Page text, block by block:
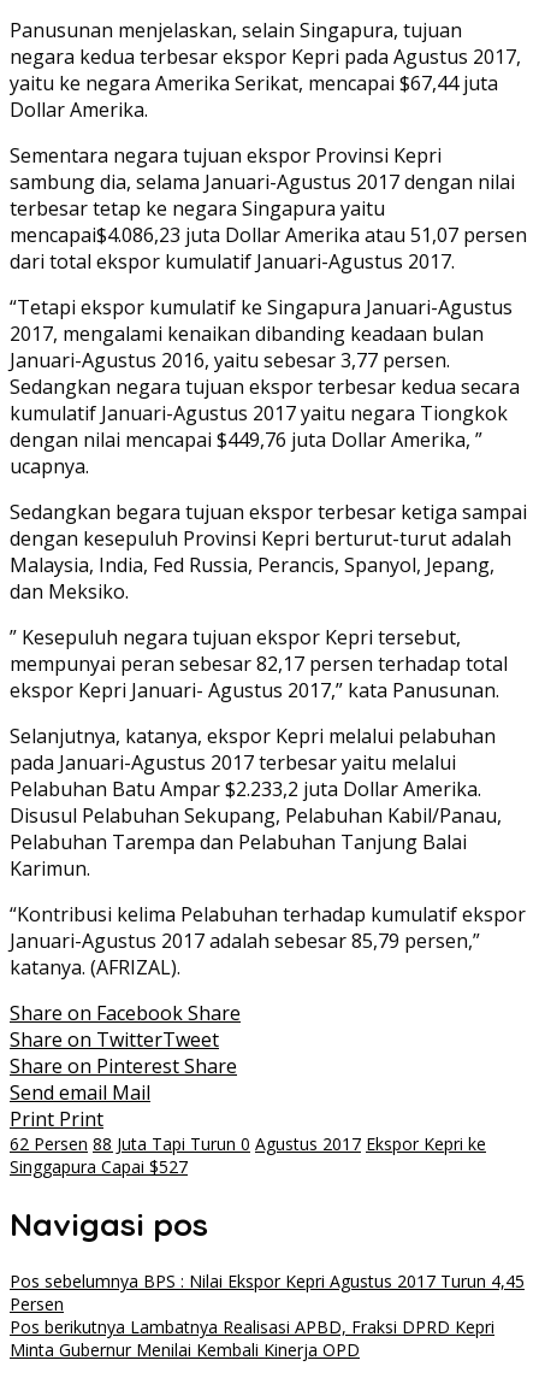
Panusunan menjelaskan, selain Singapura, tujuan
negara kedua terbesar ekspor Kepri pada Agustus 2017,
yaitu ke negara Amerika Serikat, mencapai $67,44 juta
Dollar Amerika.
Sementara negara tujuan ekspor Provinsi Kepri
sambung dia, selama Januari-Agustus 2017 dengan nilai
terbesar tetap ke negara Singapura yaitu
mencapai$4.086,23 juta Dollar Amerika atau 51,07 persen
dari total ekspor kumulatif Januari-Agustus 2017.
“Tetapi ekspor kumulatif ke Singapura Januari-Agustus
2017, mengalami kenaikan dibanding keadaan bulan
Januari-Agustus 2016, yaitu sebesar 3,77 persen.
Sedangkan negara tujuan ekspor terbesar kedua secara
kumulatif Januari-Agustus 2017 yaitu negara Tiongkok
dengan nilai mencapai $449,76 juta Dollar Amerika, ”
ucapnya.
Sedangkan begara tujuan ekspor terbesar ketiga sampai
dengan kesepuluh Provinsi Kepri berturut-turut adalah
Malaysia, India, Fed Russia, Perancis, Spanyol, Jepang,
dan Meksiko.
” Kesepuluh negara tujuan ekspor Kepri tersebut,
mempunyai peran sebesar 82,17 persen terhadap total
ekspor Kepri Januari- Agustus 2017,” kata Panusunan.
Selanjutnya, katanya, ekspor Kepri melalui pelabuhan
pada Januari-Agustus 2017 terbesar yaitu melalui
Pelabuhan Batu Ampar $2.233,2 juta Dollar Amerika.
Disusul Pelabuhan Sekupang, Pelabuhan Kabil/Panau,
Pelabuhan Tarempa dan Pelabuhan Tanjung Balai
Karimun.
“Kontribusi kelima Pelabuhan terhadap kumulatif ekspor
Januari-Agustus 2017 adalah sebesar 85,79 persen,”
katanya. (AFRIZAL).
Share on FacebookShare
Share on TwitterTweet
Share on PinterestShare
Send email Mail
Print Print
62 Persen 88 Juta Tapi Turun 0 Agustus 2017 Ekspor Kepri ke
Singgapura Capai $527
Navigasi pos
Pos sebelumnya BPS : Nilai Ekspor Kepri Agustus 2017 Turun 4,45
Persen
Pos berikutnya Lambatnya Realisasi APBD, Fraksi DPRD Kepri
Minta Gubernur Menilai Kembali Kinerja OPD